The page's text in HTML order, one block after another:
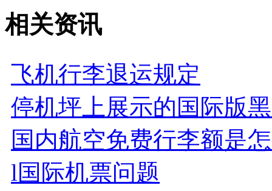
相关资讯
飞机行李退运规定
停机坪上展示的国际版
国内航空免费行李额是
l国际机票问题